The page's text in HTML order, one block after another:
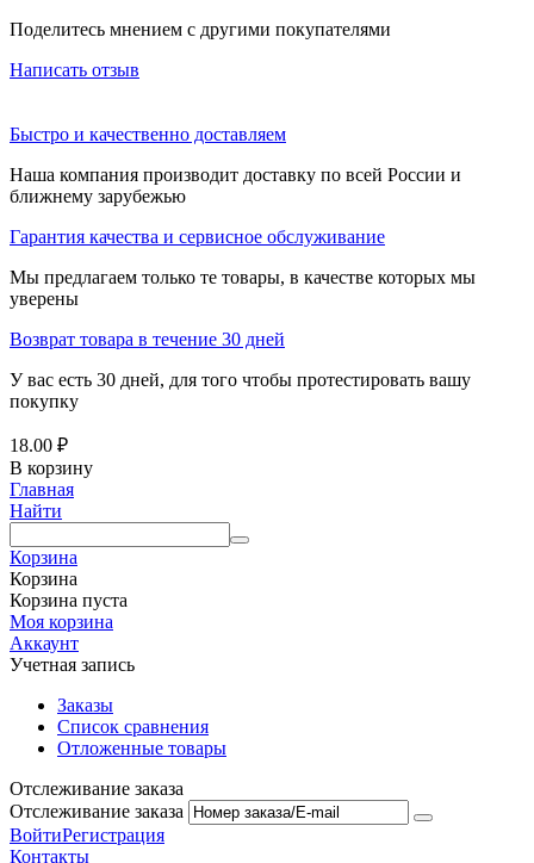
Поделитесь мнением с другими покупателями
Написать отзыв
Быстро и качественно доставляем
Наша компания производит доставку по всей России и
ближнему зарубежью
Гарантия качества и сервисное обслуживание
Мы предлагаем только те товары, в качестве которых мы
уверены
Возврат товара в течение 30 дней
У вас есть 30 дней, для того чтобы протестировать вашу
покупку
18.00 ₽
В корзину
Главная
Найти
Корзина
Корзина
Корзина пуста
Моя корзина
Аккаунт
Учетная запись
Заказы
Список сравнения
Отложенные товары
Отслеживание заказа
Отслеживание заказа
ВойтиРегистрация
Контакты